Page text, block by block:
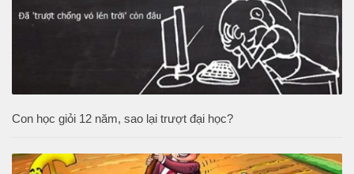
Con học giỏi 12 năm, sao lại trượt đại học?